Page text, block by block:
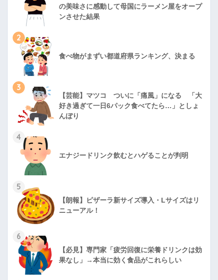
の美味さに感動して母国にラーメン屋をオープ
ンさせた結果
2
食べ物がまずい都道府県ランキング、決まる
3
【芸能】マツコ ついに「痛風」になる 「大
好き過ぎて一日6パック食べてたら…」としょ
んぼり
4
エナジードリンク飲むとハゲることが判明
5
【朗報】ピザーラ新サイズ導入・Lサイズはリ
ニューアル！
6
【必見】専門家「疲労回復に栄養ドリンクは効
果なし」→本当に効く食品がこれらしい